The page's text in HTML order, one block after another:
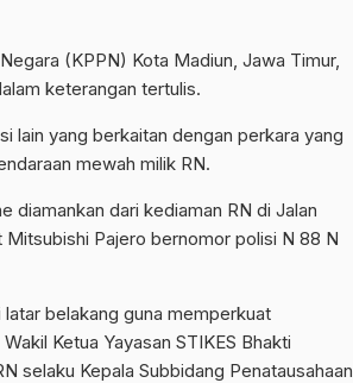
(KPPN) Kota Madiun, Jawa Timur,
keterangan tertulis.
lain yang berkaitan dengan perkara yang
mewah milik RN.
dari kediaman RN di Jalan
Pajero bernomor polisi N 88 N
latar belakang guna memperkuat
Ketua Yayasan STIKES Bhakti
selaku Kepala Subbidang Penatausahaan